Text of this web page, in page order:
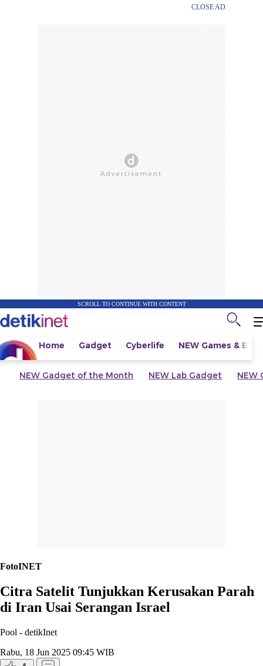
CLOSE AD
SCROLL TO CONTINUE WITH CONTENT
Home Gadget Cyberlife NEW Games &
NEW Gadget of the Month NEW Lab Gadget NEW
FotoINET
Citra Satelit Tunjukkan Kerusakan Parah
di Iran Usai Serangan Israel
Pool - detikInet
Rabu, 18 Jun 2025 09:45 WIB